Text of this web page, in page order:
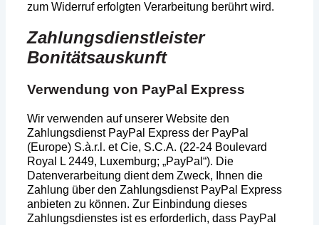
zum Widerruf erfolgten Verarbeitung berührt wird.
Zahlungsdienstleister
Bonitätsauskunft
Verwendung von PayPal Express
Wir verwenden auf unserer Website den
Zahlungsdienst PayPal Express der PayPal
(Europe) S.à.r.l. et Cie, S.C.A. (22-24 Boulevard
Royal L 2449, Luxemburg; „PayPal“). Die
Datenverarbeitung dient dem Zweck, Ihnen die
Zahlung über den Zahlungsdienst PayPal Express
anbieten zu können. Zur Einbindung dieses
Zahlungsdienstes ist es erforderlich, dass PayPal